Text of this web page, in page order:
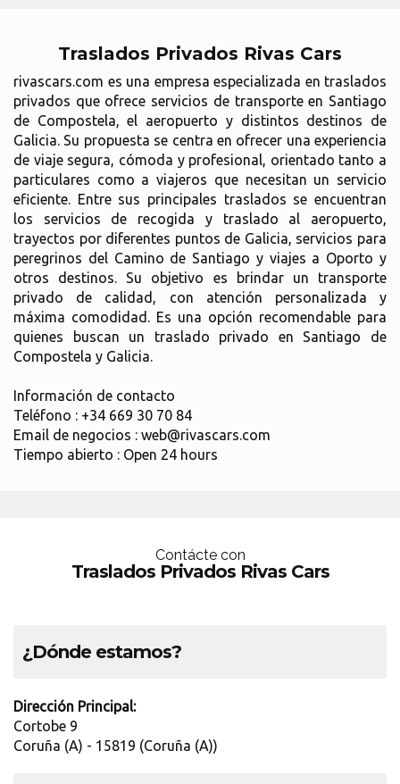
Traslados Privados Rivas Cars
rivascars.com es una empresa especializada en traslados
privados que ofrece servicios de transporte en Santiago
de Compostela, el aeropuerto y distintos destinos de
Galicia. Su propuesta se centra en ofrecer una experiencia
de viaje segura, cómoda y profesional, orientado tanto a
particulares como a viajeros que necesitan un servicio
eficiente. Entre sus principales traslados se encuentran
los servicios de recogida y traslado al aeropuerto,
trayectos por diferentes puntos de Galicia, servicios para
peregrinos del Camino de Santiago y viajes a Oporto y
otros destinos. Su objetivo es brindar un transporte
privado de calidad, con atención personalizada y
máxima comodidad. Es una opción recomendable para
quienes buscan un traslado privado en Santiago de
Compostela y Galicia.
Información de contacto
Teléfono : +34 669 30 70 84
Email de negocios : web@rivascars.com
Tiempo abierto : Open 24 hours
Contácte con
Traslados Privados Rivas Cars
¿Dónde estamos?
Dirección Principal:
Cortobe 9
Coruña (A) - 15819 (Coruña (A))